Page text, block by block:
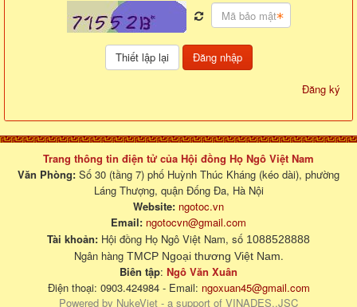
Đăng nhập
Đăng ký
Trang thông tin điện tử của Hội đồng Họ Ngô Việt Nam
Văn Phòng: Số 30 (tầng 7) phố Huỳnh Thúc Kháng (kéo dài), phường
Láng Thượng, quận Đống Đa, Hà Nội
Website: ngotoc.vn
Email: ngotocvn@gmail.com
Tài khoản: Hội đồng Họ Ngô Việt Nam, số 1088528888
Ngân hàng TMCP Ngoại thương Việt Nam.
Biên tập: Ngô Văn Xuân
Điện thoại: 0903.424984 - Email: ngoxuan45@gmail.com
Powered by NukeViet - a support of VINADES.,JSC